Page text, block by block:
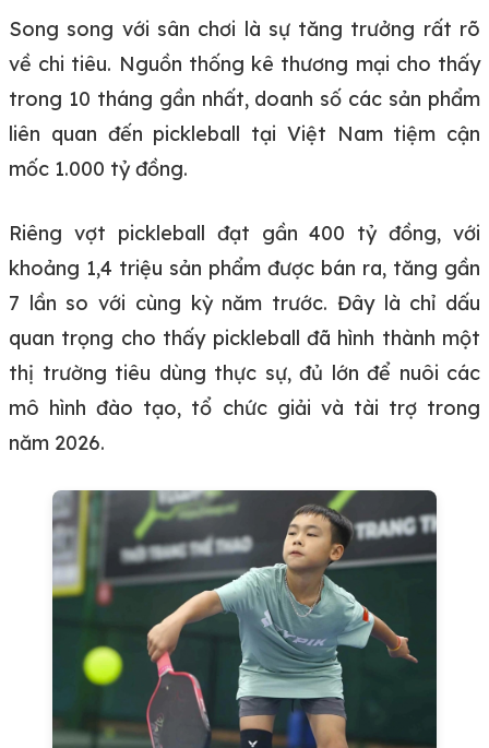
Song song với sân chơi là sự tăng trưởng rất rõ
về chi tiêu. Nguồn thống kê thương mại cho thấy
trong 10 tháng gần nhất, doanh số các sản phẩm
liên quan đến pickleball tại Việt Nam tiệm cận
mốc 1.000 tỷ đồng.
Riêng vợt pickleball đạt gần 400 tỷ đồng, với
khoảng 1,4 triệu sản phẩm được bán ra, tăng gần
7 lần so với cùng kỳ năm trước. Đây là chỉ dấu
quan trọng cho thấy pickleball đã hình thành một
thị trường tiêu dùng thực sự, đủ lớn để nuôi các
mô hình đào tạo, tổ chức giải và tài trợ trong
năm 2026.